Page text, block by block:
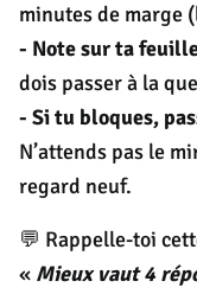
minutes de marge
- Note sur ta
dois passer à la
- Si tu bloques,
N’attends pas le
regard neuf.
💬 Rappelle-toi
« Mieux vaut 4